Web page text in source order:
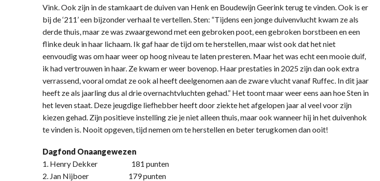
Vink. Ook zijn in de stamkaart de duiven van Henk en Boudewijn Geerink terug te vinden. Ook is er
bij de ‘211’ een bijzonder verhaal te vertellen. Sten: “Tijdens een jonge duivenvlucht kwam ze als
derde thuis, maar ze was zwaargewond met een gebroken poot, een gebroken borstbeen en een
flinke deuk in haar lichaam. Ik gaf haar de tijd om te herstellen, maar wist ook dat het niet
eenvoudig was om haar weer op hoog niveau te laten presteren. Maar het was echt een mooie duif,
ik had vertrouwen in haar. Ze kwam er weer bovenop. Haar prestaties in 2025 zijn dan ook extra
verrassend, vooral omdat ze ook al heeft deelgenomen aan de zware vlucht vanaf Ruffec. In dit jaar
heeft ze als jaarling dus al drie overnachtvluchten gehad.” Het toont maar weer eens aan hoe Sten in
het leven staat. Deze jeugdige liefhebber heeft door ziekte het afgelopen jaar al veel voor zijn
kiezen gehad. Zijn positieve instelling zie je niet alleen thuis, maar ook wanneer hij in het duivenhok
te vinden is. Nooit opgeven, tijd nemen om te herstellen en beter terugkomen dan ooit!
Dagfond Onaangewezen
1. Henry Dekker 181 punten
2. Jan Nijboer 179 punten